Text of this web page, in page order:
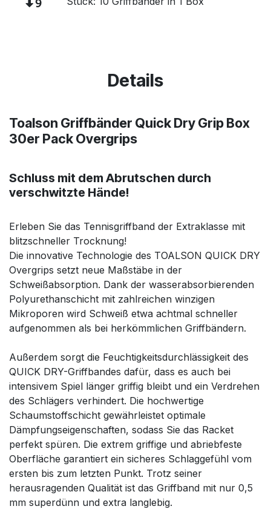
Details
Toalson Griffbänder Quick Dry Grip Box
30er Pack Overgrips
Schluss mit dem Abrutschen durch
verschwitzte Hände!
Erleben Sie das Tennisgriffband der Extraklasse mit
blitzschneller Trocknung!
Die innovative Technologie des TOALSON QUICK DRY
Overgrips setzt neue Maßstäbe in der
Schweißabsorption. Dank der wasserabsorbierenden
Polyurethanschicht mit zahlreichen winzigen
Mikroporen wird Schweiß etwa achtmal schneller
aufgenommen als bei herkömmlichen Griffbändern.
Außerdem sorgt die Feuchtigkeitsdurchlässigkeit des
QUICK DRY-Griffbandes dafür, dass es auch bei
intensivem Spiel länger griffig bleibt und ein Verdrehen
des Schlägers verhindert. Die hochwertige
Schaumstoffschicht gewährleistet optimale
Dämpfungseigenschaften, sodass Sie das Racket
perfekt spüren. Die extrem griffige und abriebfeste
Oberfläche garantiert ein sicheres Schlaggefühl vom
ersten bis zum letzten Punkt. Trotz seiner
herausragenden Qualität ist das Griffband mit nur 0,5
mm superdünn und extra langlebig.